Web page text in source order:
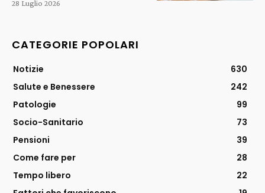
28 Luglio 2026
CATEGORIE POPOLARI
Notizie
630
Salute e Benessere
242
Patologie
99
Socio-Sanitario
73
Pensioni
39
Come fare per
28
Tempo libero
22